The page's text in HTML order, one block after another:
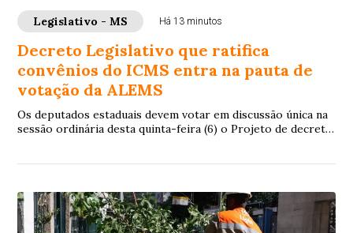
Legislativo - MS Há 13 minutos
Decreto Legislativo que ratifica
convênios do ICMS entra na pauta de
votação da ALEMS
Os deputados estaduais devem votar em discussão única na
sessão ordinária desta quinta-feira (6) o Projeto de decreto